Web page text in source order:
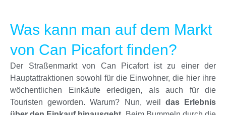
Was kann man auf dem Markt
von Can Picafort finden?
Der Straßenmarkt von Can Picafort ist zu einer der
Hauptattraktionen sowohl für die Einwohner, die hier ihre
wöchentlichen Einkäufe erledigen, als auch für die
Touristen geworden. Warum? Nun, weil das Erlebnis